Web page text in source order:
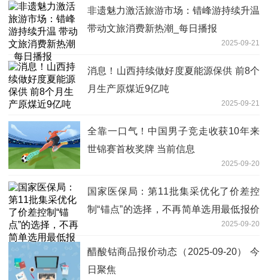
非遗魅力激活旅游市场：错峰游持续升温
带动文旅消费新热潮_每日播报
2025-09-21
消息！山西持续做好度夏能源保供 前8个
月生产原煤近9亿吨
2025-09-21
全靠一口气！中国男子竞走收获10年来
世锦赛首枚奖牌 当前信息
2025-09-20
国家医保局：第11批集采优化了价差控
制“锚点”的选择，不再简单选用最低报价
2025-09-20
醋酸钴商品报价动态（2025-09-20） 今
日聚焦